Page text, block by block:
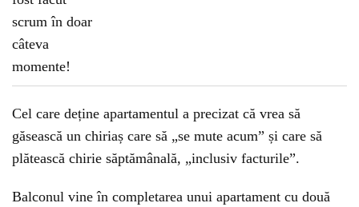
Cel care deține apartamentul a precizat că vrea să
găsească un chiriaș care să „se mute acum” și care să
plătească chirie săptămânală, „inclusiv facturile”.
Balconul vine în completarea unui apartament cu două